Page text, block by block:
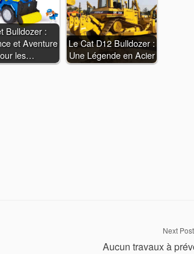
Bulldozer :
et Aventure
les…
Le Cat D12 Bulldozer :
Une Légende en Acier
Next Post
Aucun travaux à